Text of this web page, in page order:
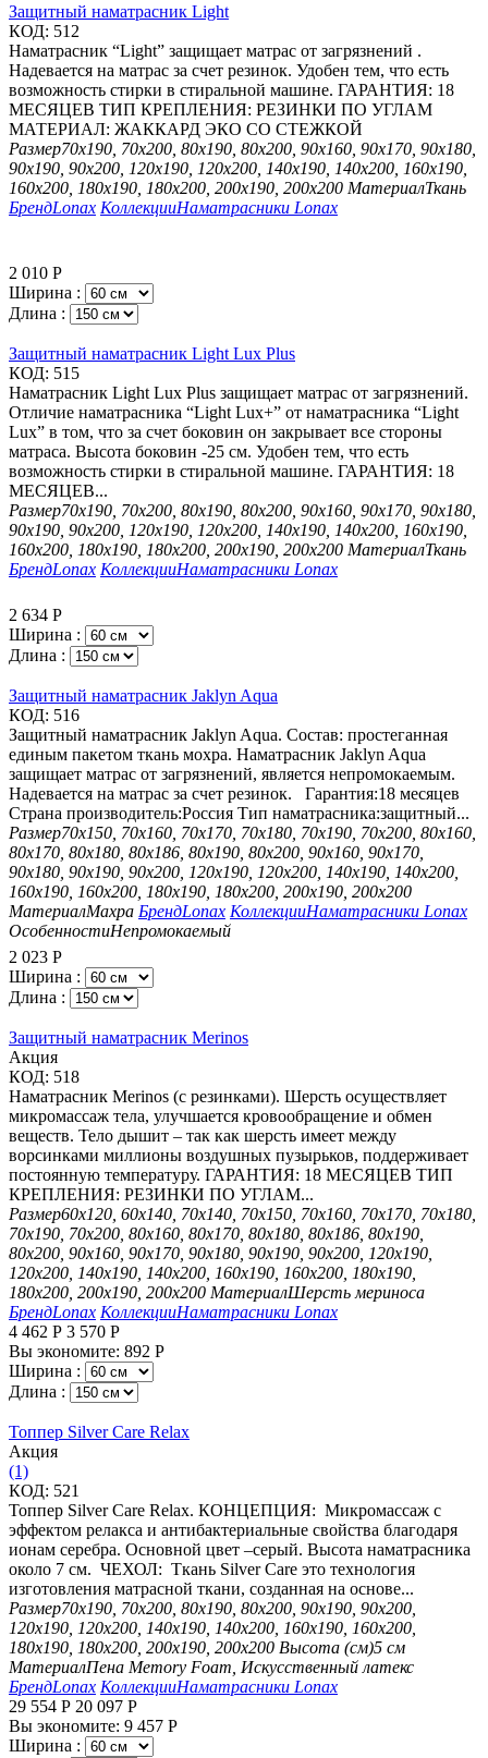
Защитный наматрасник Light
КОД: 512
Наматрасник “Light” защищает матрас от загрязнений .
Надевается на матрас за счет резинок. Удобен тем, что есть
возможность стирки в стиральной машине. ГАРАНТИЯ: 18
МЕСЯЦЕВ ТИП КРЕПЛЕНИЯ: РЕЗИНКИ ПО УГЛАМ
МАТЕРИАЛ: ЖАККАРД ЭКО СО СТЕЖКОЙ
Размер70х190, 70х200, 80х190, 80х200, 90х160, 90х170, 90х180,
90х190, 90х200, 120х190, 120х200, 140х190, 140х200, 160х190,
160х200, 180х190, 180х200, 200х190, 200х200 МатериалТкань
БрендLonax КоллекцииНаматрасники Lonax
2 010 Р
Ширина :
Длина :
Защитный наматрасник Light Lux Plus
КОД: 515
Наматрасник Light Lux Plus защищает матрас от загрязнений.
Отличие наматрасника “Light Lux+” от наматрасника “Light
Lux” в том, что за счет боковин он закрывает все стороны
матраса. Высота боковин -25 см. Удобен тем, что есть
возможность стирки в стиральной машине. ГАРАНТИЯ: 18
МЕСЯЦЕВ...
Размер70х190, 70х200, 80х190, 80х200, 90х160, 90х170, 90х180,
90х190, 90х200, 120х190, 120х200, 140х190, 140х200, 160х190,
160х200, 180х190, 180х200, 200х190, 200х200 МатериалТкань
БрендLonax КоллекцииНаматрасники Lonax
2 634 Р
Ширина :
Длина :
Защитный наматрасник Jaklyn Aqua
КОД: 516
Защитный наматрасник Jaklyn Aqua. Состав: простеганная
единым пакетом ткань мохра. Наматрасник Jaklyn Aqua
защищает матрас от загрязнений, является непромокаемым.
Надевается на матрас за счет резинок. Гарантия:18 месяцев
Страна производитель:Россия Тип наматрасника:защитный...
Размер70х150, 70х160, 70х170, 70х180, 70х190, 70х200, 80х160,
80х170, 80х180, 80х186, 80х190, 80х200, 90х160, 90х170,
90х180, 90х190, 90х200, 120х190, 120х200, 140х190, 140х200,
160х190, 160х200, 180х190, 180х200, 200х190, 200х200
МатериалМахра БрендLonax КоллекцииНаматрасники Lonax
ОсобенностиНепромокаемый
2 023 Р
Ширина :
Длина :
Защитный наматрасник Merinos
Aкция
КОД: 518
Наматрасник Merinos (с резинками). Шерсть осуществляет
микромассаж тела, улучшается кровообращение и обмен
веществ. Тело дышит – так как шерсть имеет между
ворсинками миллионы воздушных пузырьков, поддерживает
постоянную температуру. ГАРАНТИЯ: 18 МЕСЯЦЕВ ТИП
КРЕПЛЕНИЯ: РЕЗИНКИ ПО УГЛАМ...
Размер60х120, 60х140, 70х140, 70х150, 70х160, 70х170, 70х180,
70х190, 70х200, 80х160, 80х170, 80х180, 80х186, 80х190,
80х200, 90х160, 90х170, 90х180, 90х190, 90х200, 120х190,
120х200, 140х190, 140х200, 160х190, 160х200, 180х190,
180х200, 200х190, 200х200 МатериалШерсть мериноса
БрендLonax КоллекцииНаматрасники Lonax
4 462 Р 3 570 Р
Вы экономите: 892 Р
Ширина :
Длина :
Топпер Silver Care Relax
Aкция
(1)
КОД: 521
Топпер Silver Care Relax. КОНЦЕПЦИЯ: Микромассаж с
эффектом релакса и антибактериальные свойства благодаря
ионам серебра. Основной цвет –серый. Высота наматрасника
около 7 см. ЧЕХОЛ: Ткань Silver Care это технология
изготовления матрасной ткани, созданная на основе...
Размер70х190, 70х200, 80х190, 80х200, 90х190, 90х200,
120х190, 120х200, 140х190, 140х200, 160х190, 160х200,
180х190, 180х200, 200х190, 200х200 Высота (см)5 см
МатериалПена Memory Foam, Искусственный латекс
БрендLonax КоллекцииНаматрасники Lonax
29 554 Р 20 097 Р
Вы экономите: 9 457 Р
Ширина :